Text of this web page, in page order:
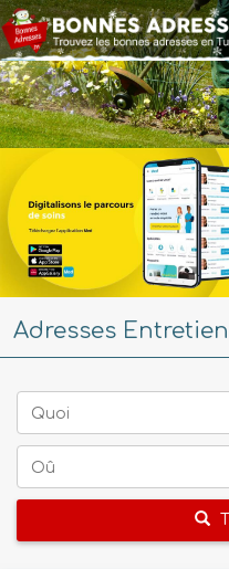
Adresses
Quoi
Oû